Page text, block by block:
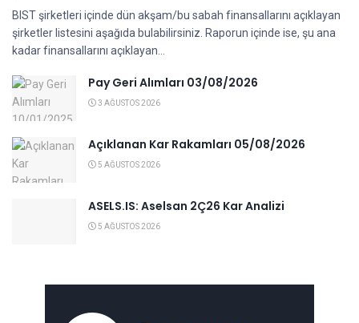
BIST şirketleri içinde dün akşam/bu sabah finansallarını açıklayan
şirketler listesini aşağıda bulabilirsiniz. Raporun içinde ise, şu ana
kadar finansallarını açıklayan...
Pay Geri Alımları 03/08/2026
3 AĞUSTOS 2026
Açıklanan Kar Rakamları 05/08/2026
5 AĞUSTOS 2026
ASELS.IS: Aselsan 2Ç26 Kar Analizi
5 AĞUSTOS 2026